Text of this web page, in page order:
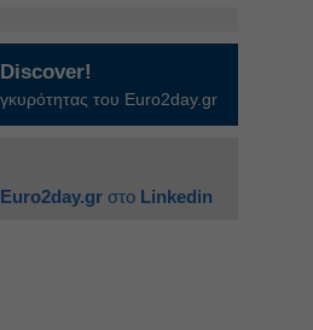
του Euro2day.gr
Euro2day.gr στο Linkedin